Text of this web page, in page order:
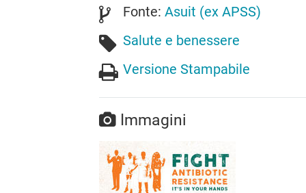
Fonte: Asuit (ex APSS)
Salute e benessere
Versione Stampabile
Immagini